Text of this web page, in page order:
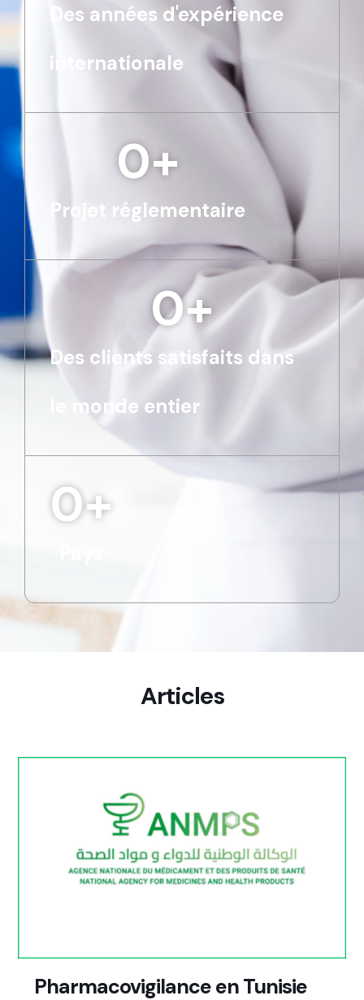
Des années d'expérience
internationale
Projet réglementaire
0+
Des clients satisfaits dans
le monde entier
0+
0+
Articles
Pharmacovigilance en Tunisie